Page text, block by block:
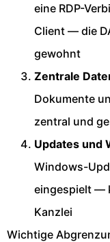
eine RDP-
Client — die
gewohnt
Zentrale
Dokumente
zentral und
Updates und
Windows-
eingespielt —
Kanzlei
Wichtige